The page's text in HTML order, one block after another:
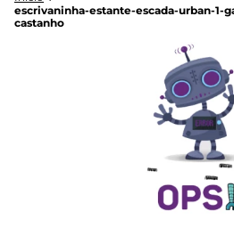
escrivaninha-estante-escada-urban-1-
castanho
7º
cama infantil